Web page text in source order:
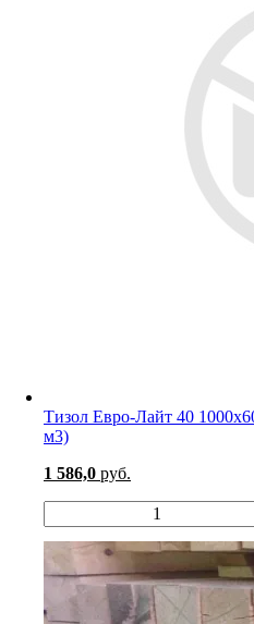
Тизол Евро-Лайт 40
м3)
1 586,0 руб.